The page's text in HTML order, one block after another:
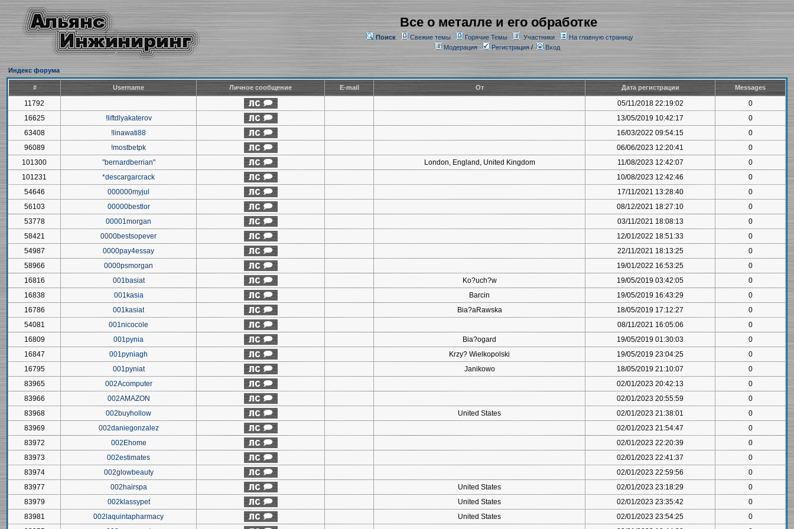
Все о металле и его обработке
Поиск Свежие темы Горячие Темы Участники
На главную страницу
Модерация
Регистрация/ Вход
Индекс форума
# Username Личное сообщение E-mail От Дата регистрации Messages
11792 05/11/2018 22:19:02
0
16625
!liftdlyakaterov 13/05/2019 10:42:17
0
63408
!linawati88 16/03/2022 09:54:15
0
96089
!mostbetpk 06/06/2023 12:20:41
0
101300
"bernardberrian" London, England, United Kingdom 11/08/2023 12:42:07
0
101231
*descargarcrack 10/08/2023 12:42:46
0
54646
000000myjul 17/11/2021 13:28:40
0
56103
00000bestlor 08/12/2021 18:27:10
0
53778
00001morgan 03/11/2021 18:08:13
0
58421
0000bestsopever 12/01/2022 18:51:33
0
54987
0000pay4essay 22/11/2021 18:13:25
0
58966
0000psmorgan 19/01/2022 16:53:25
0
16816
001basiat Ko?uch?w 19/05/2019 03:42:05
0
16838
001kasia Barcin 19/05/2019 16:43:29
0
16786
001kasiat Bia?aRawska 18/05/2019 17:12:27
0
54081
001nicocole 08/11/2021 16:05:06
0
16809
001pynia Bia?ogard 19/05/2019 01:30:03
0
16847
001pyniagh Krzy? Wielkopolski 19/05/2019 23:04:25
0
16795
001pyniat Janikowo 18/05/2019 21:10:07
0
83965
002Acomputer 02/01/2023 20:42:13
0
83966
002AMAZON 02/01/2023 20:55:59
0
83968
002buyhollow United States 02/01/2023 21:38:01
0
83969
002daniegonzalez 02/01/2023 21:54:47
0
83972
002Ehome 02/01/2023 22:20:39
0
83973
002estimates 02/01/2023 22:41:37
0
83974
002glowbeauty 02/01/2023 22:59:56
0
83977
002hairspa United States 02/01/2023 23:18:29
0
83979
002klassypet United States 02/01/2023 23:35:42
0
83981
002laquintapharmacy United States 02/01/2023 23:54:25
0